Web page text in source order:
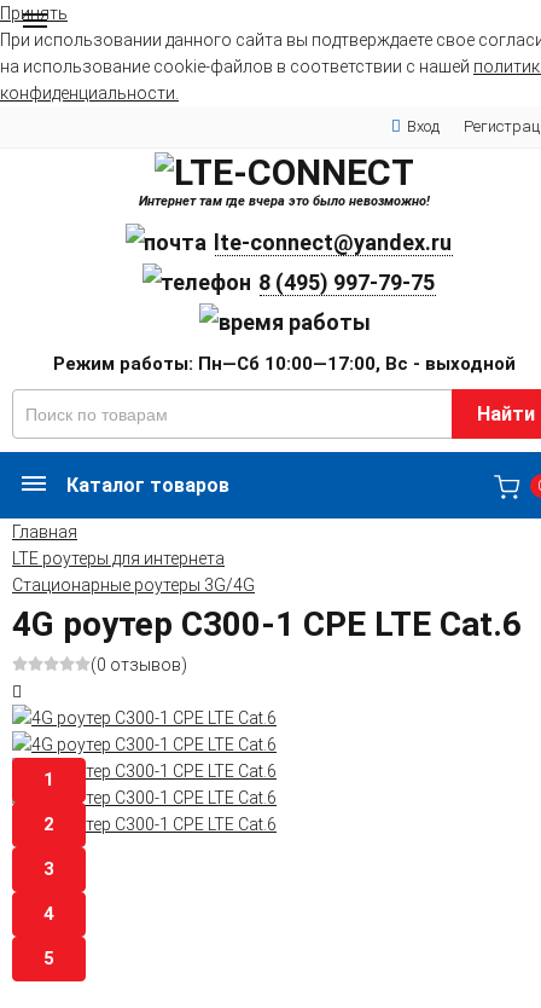
Принять
При использовании данного сайта вы подтверждаете свое
на использование cookie-файлов в соответствии с нашей
конфиденциальности.
Вход
Интернет там где вчера это было невозможно!
lte-connect@yandex.ru
8 (495) 997-79-75
Режим работы: Пн—Сб 10:00—17:00, Вс - выходной
Найти
Каталог товаров
Главная
LTE роутеры для интернета
Стационарные роутеры 3G/4G
4G роутер C300-1 CPE LTE Cat.6
(0 отзывов)
1
2
3
4
5